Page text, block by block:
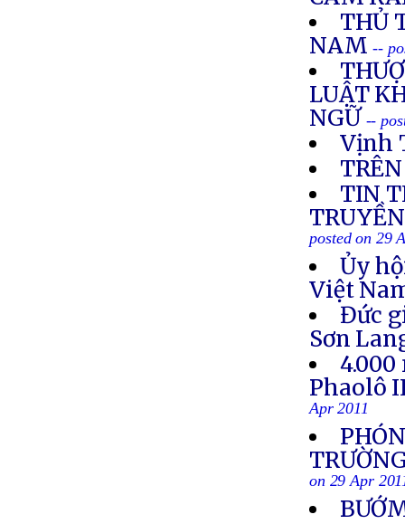
THỦ
NAM--
LUẬT
NGỮ --
Vịnh
TIN
posted on 29
Ủy
Việt
Đức
Sơn
Phaolô
Apr 2011
on 29 Apr